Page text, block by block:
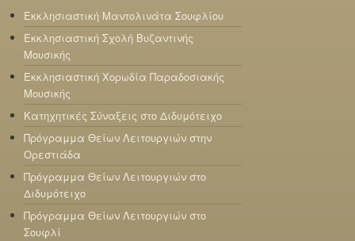
Εκκλησιαστική Μαντολινάτα Σουφλίου
Εκκλησιαστική Σχολή Βυζαντινής
Μουσικής
Εκκλησιαστική Χορωδία Παραδοσιακής
Μουσικής
Κατηχητικές Σύναξεις στο Διδυμότειχο
Πρόγραμμα Θείων Λειτουργιών στην
Ορεστιάδα
Πρόγραμμα Θείων Λειτουργιών στο
Διδυμότειχο
Πρόγραμμα Θείων Λειτουργιών στο
Σουφλί